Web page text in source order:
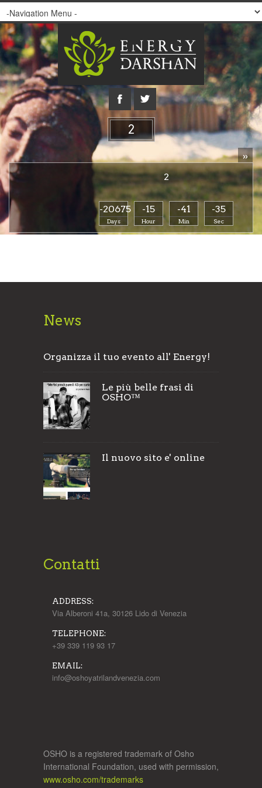
2
2
-20675
Days
-15
Hour
-41
Min
-35
Sec
»
News
Organizza il tuo evento all' Energy!
Le più belle frasi di
OSHO™
Il nuovo sito e' online
Contatti
ADDRESS:
Via Alberoni 41a, 30126 Lido di Venezia
TELEPHONE:
+39 339 119 93 17
EMAIL:
info@oshoyatrilandvenezia.com
OSHO is a registered trademark of Osho
International Foundation, used with permission,
www.osho.com/trademarks